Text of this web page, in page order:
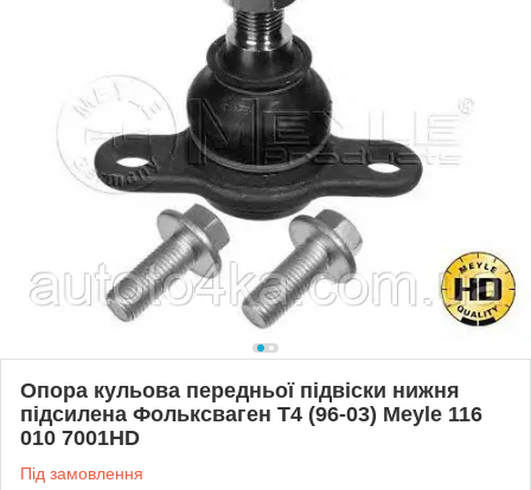
Опора кульова передньої підвіски нижня
підсилена Фольксваген Т4 (96-03) Meyle 116
010 7001HD
Під замовлення